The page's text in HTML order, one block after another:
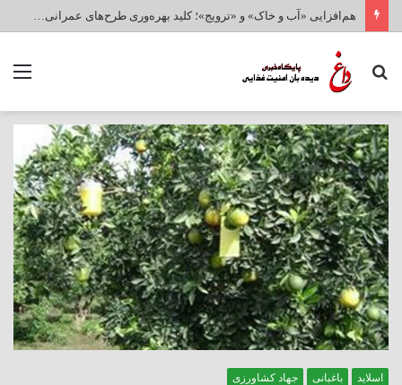
هم‌افزایی «آب و خاک» و «ترویج»؛ کلید بهره‌وری طرح‌های عمرانی و امنیت غذایی کشور
جستجو
اسلاید باغبانی جهاد کشاورزی